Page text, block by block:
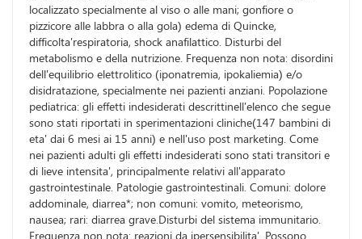
localizzato specialmente al viso o alle mani; gonfiore o
pizzicore alle labbra o alla gola) edema di Quincke,
difficolta'respiratoria, shock anafilattico. Disturbi del
metabolismo e della nutrizione. Frequenza non nota: disordini
dell'equilibrio elettrolitico (iponatremia, ipokaliemia) e/o
disidratazione, specialmente nei pazienti anziani. Popolazione
pediatrica: gli effetti indesiderati descrittinell'elenco che segue
sono stati riportati in sperimentazioni cliniche(147 bambini di
eta' dai 6 mesi ai 15 anni) e nell'uso post marketing. Come
nei pazienti adulti gli effetti indesiderati sono stati transitori e
di lieve intensita', principalmente relativi all'apparato
gastrointestinale. Patologie gastrointestinali. Comuni: dolore
addominale, diarrea*; non comuni: vomito, meteorismo,
nausea; rari: diarrea grave.Disturbi del sistema immunitario.
Frequenza non nota: reazioni da ipersensibilita'. Possono